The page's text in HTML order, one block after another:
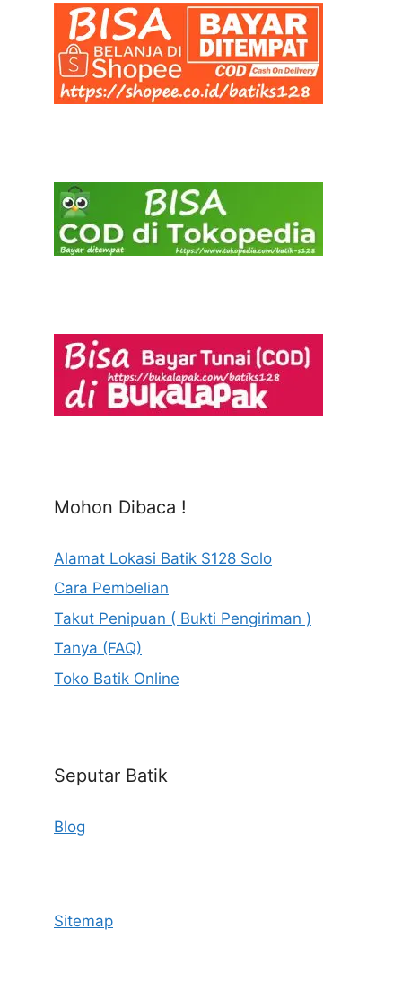
Mohon Dibaca !
Alamat Lokasi Batik S128 Solo
Cara Pembelian
Takut Penipuan ( Bukti Pengiriman )
Tanya (FAQ)
Toko Batik Online
Seputar Batik
Blog
Sitemap